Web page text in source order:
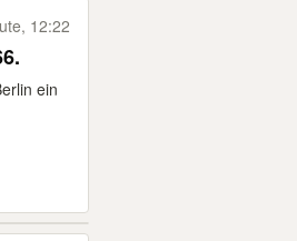
12:22
ein